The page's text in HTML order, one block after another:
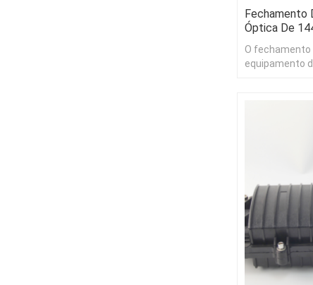
Fechamento
Óptica De
O fechamento
equipamento